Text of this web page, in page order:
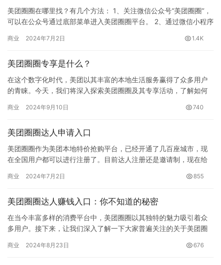
美团圈圈在哪里找？有几个方法： 1、关注微信公众号“美团圈圈”，
可以在公众号通过底部菜单进入美团圈圈平台。 2、通过微信小程序
商业 2024年7月2日 1.4K
美团圈圈专享是什么？
在这个数字化时代，美团以其丰富的本地生活服务赢得了众多用户
的青睐。今天，我们将深入探索美团圈圈及其专享活动，了解如何
是…
商业 2024年9月10日 740
美团圈圈达人申请入口
美团圈圈作为美团本地特价抢购平台，已经开通了几百座城市，现
在全国用户都可以进行注册了。目前达人注册还是邀请制，现在给
果不是…
商业 2024年7月2日 855
美团圈圈达人赚钱入口：你不知道的秘密
在当今丰富多样的消费平台中，美团圈圈以其独特的魅力吸引着众
多用户。接下来，让我们深入了解一下大家普遍关注的关于美团圈
城…
商业 2024年8月23日 676